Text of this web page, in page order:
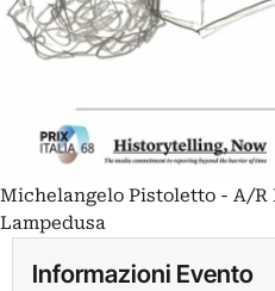
Michelangelo Pistoletto - A/R
Lampedusa
Informazioni Evento